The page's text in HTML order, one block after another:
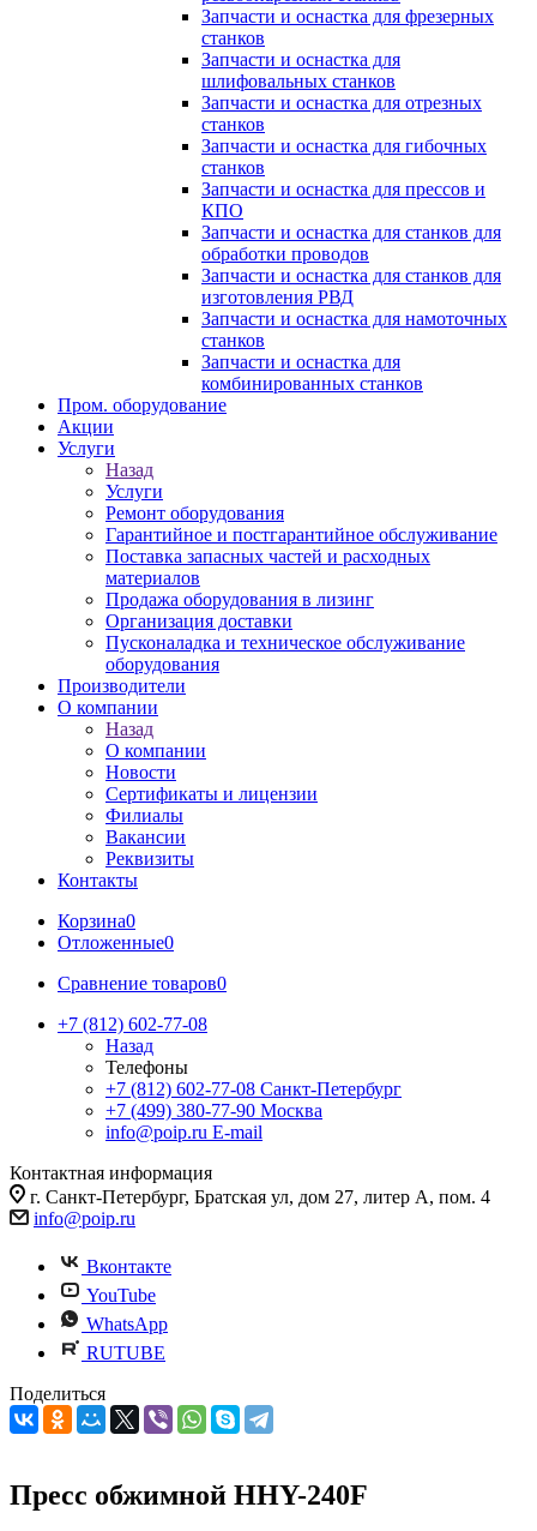
Запчасти и оснастка для фрезерных
станков
Запчасти и оснастка для
шлифовальных станков
Запчасти и оснастка для отрезных
станков
Запчасти и оснастка для гибочных
станков
Запчасти и оснастка для прессов и
КПО
Запчасти и оснастка для станков для
обработки проводов
Запчасти и оснастка для станков для
изготовления РВД
Запчасти и оснастка для намоточных
станков
Запчасти и оснастка для
комбинированных станков
Пром. оборудование
Акции
Услуги
Назад
Услуги
Ремонт оборудования
Гарантийное и постгарантийное обслуживание
Поставка запасных частей и расходных
материалов
Продажа оборудования в лизинг
Организация доставки
Пусконаладка и техническое обслуживание
оборудования
Производители
О компании
Назад
О компании
Новости
Сертификаты и лицензии
Филиалы
Вакансии
Реквизиты
Контакты
Корзина0
Отложенные0
Сравнение товаров0
+7 (812) 602-77-08
Назад
Телефоны
+7 (812) 602-77-08 Санкт-Петербург
+7 (499) 380-77-90 Москва
info@poip.ru E-mail
Контактная информация
г. Санкт-Петербург, Братская ул, дом 27, литер А, пом. 4
info@poip.ru
Вконтакте
YouTube
WhatsApp
RUTUBE
Поделиться
Пресс обжимной HHY-240F